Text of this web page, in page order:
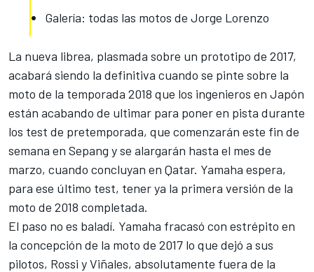
Galería: todas las motos de Jorge Lorenzo
La nueva librea, plasmada sobre un prototipo de 2017,
acabará siendo la definitiva cuando se pinte sobre la
moto de la temporada 2018 que los ingenieros en Japón
están acabando de ultimar para poner en pista durante
los test de pretemporada, que comenzarán este fin de
semana en Sepang y se alargarán hasta el mes de
marzo, cuando concluyan en Qatar. Yamaha espera,
para ese último test, tener ya la primera versión de la
moto de 2018 completada.
El paso no es baladí. Yamaha fracasó con estrépito en
la concepción de la moto de 2017 lo que dejó a sus
pilotos, Rossi y Viñales, absolutamente fuera de la